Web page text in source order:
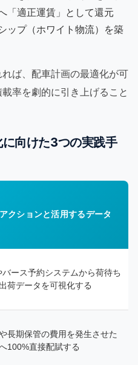
「適正運賃」として還元
ップ（ホワイト物流）を築
ば、配車計画の最適化が可
率を劇的に引き上げること
向けた3つの実践手
クションと活用するデータ
バース予約システムから荷待ち
荷データを可視化する
長期保管の費用を発生させた
100%直接配賦する